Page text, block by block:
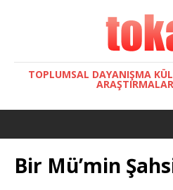
TOPLUMSAL DAYANIŞMA
Bir Mü’min